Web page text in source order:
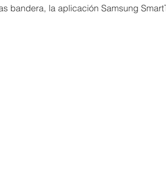
bandera, la aplicación Samsung